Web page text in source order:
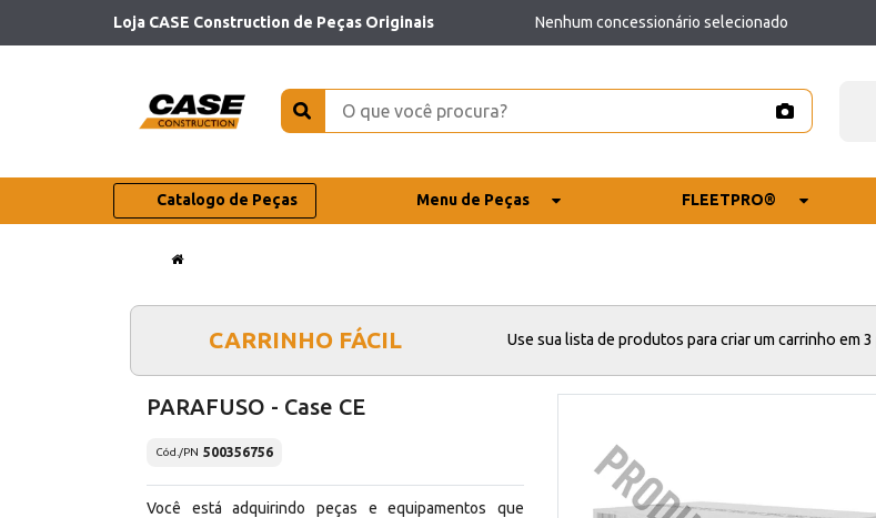
Loja CASE Construction de Peças Originais Nenhum concessionário selecionado
Catalogo de Peças Menu de Peças FLEETPRO®
CARRINHO FÁCIL Use sua lista de produtos para criar um carrinho em
PARAFUSO - Case CE
Cód./PN 500356756
Você está adquirindo peças e equipamentos que